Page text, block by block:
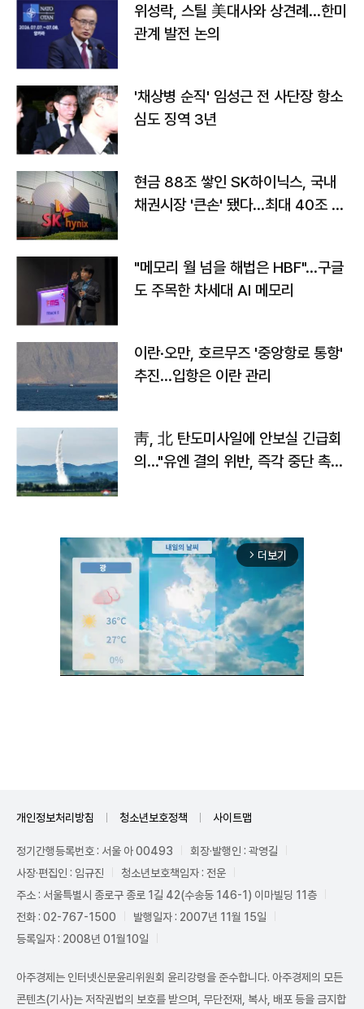
위성락, 스틸 美대사와 상견례…한미
관계 발전 논의
'채상병 순직' 임성근 전 사단장 항소
심도 징역 3년
현금 88조 쌓인 SK하이닉스, 국내
채권시장 '큰손' 됐다…최대 40조 투
"메모리 월 넘을 해법은 HBF"…구글
도 주목한 차세대 AI 메모리
이란·오만, 호르무즈 '중앙항로 통항'
추진…입항은 이란 관리
靑, 北 탄도미사일에 안보실 긴급회
의…"유엔 결의 위반, 즉각 중단 촉
arrow_forward_ios 더보기
개인정보처리방침 청소년보호정책 사이트맵
정기간행등록번호 : 서울 아 00493
회장·발행인 : 곽영길
사장·편집인 : 임규진
청소년보호책임자 : 전운
주소 : 서울특별시 종로구 종로 1길 42(수송동 146-1) 이마빌딩 11층
전화 : 02-767-1500
발행일자 : 2007년 11월 15일
등록일자 : 2008년 01월10일
아주경제는 인터넷신문윤리위원회 윤리강령을 준수합니다. 아주경제의 모든
콘텐츠(기사)는 저작권법의 보호를 받으며, 무단전재, 복사, 배포 등을 금지합